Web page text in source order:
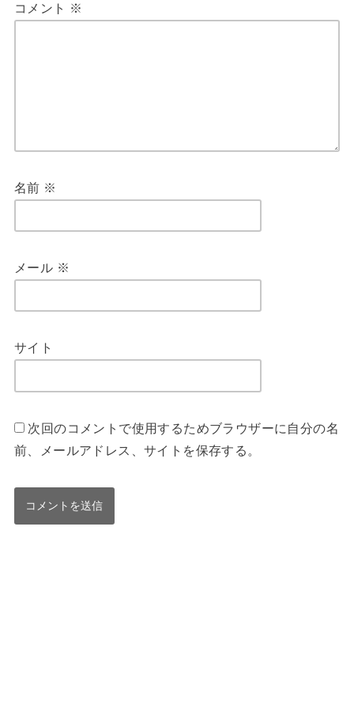
コメント ※
名前 ※
メール ※
サイト
次回のコメントで使用するためブラウザーに自分の名
前、メールアドレス、サイトを保存する。